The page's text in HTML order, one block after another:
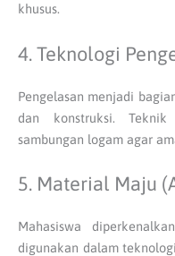
khusus.
4. Teknologi
Pengelasan menjadi
dan konstruksi.
sambungan logam agar
5. Material Maju
Mahasiswa
digunakan dalam